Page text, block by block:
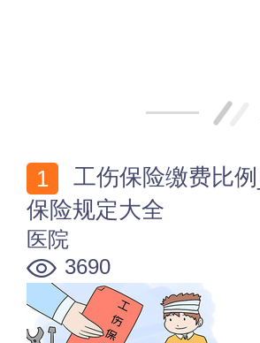
保险规定大全
医院
3690